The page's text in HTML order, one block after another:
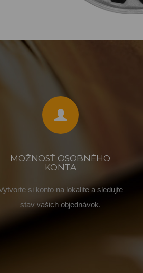
MOŽNOSŤ OSOBNÉHO
KONTA
si konto na lokalite a sledujte
stav vašich objednávok.